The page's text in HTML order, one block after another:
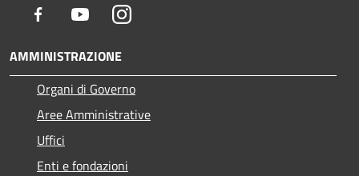
Facebook YoutubeInstagram
AMMINISTRAZIONE
Organi di Governo
Aree Amministrative
Uffici
Enti e fondazioni